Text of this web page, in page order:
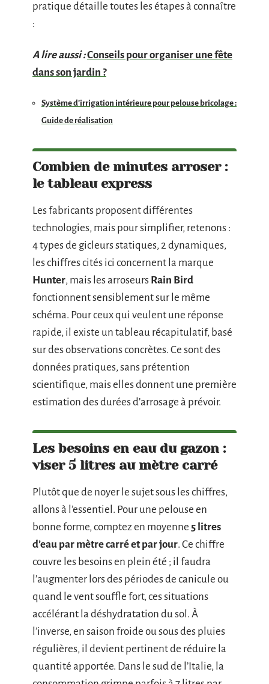
pratique détaille toutes les étapes à connaître
:
A lire aussi :Conseils pour organiser une fête
dans son jardin ?
Système d’irrigation intérieure pour pelouse bricolage :
Guide de réalisation
Combien de minutes arroser :
le tableau express
Les fabricants proposent différentes
technologies, mais pour simplifier, retenons :
4 types de gicleurs statiques, 2 dynamiques,
les chiffres cités ici concernent la marque
Hunter, mais les arroseurs Rain Bird
fonctionnent sensiblement sur le même
schéma. Pour ceux qui veulent une réponse
rapide, il existe un tableau récapitulatif, basé
sur des observations concrètes. Ce sont des
données pratiques, sans prétention
scientifique, mais elles donnent une première
estimation des durées d’arrosage à prévoir.
Les besoins en eau du gazon :
viser 5 litres au mètre carré
Plutôt que de noyer le sujet sous les chiffres,
allons à l’essentiel. Pour une pelouse en
bonne forme, comptez en moyenne 5 litres
d’eau par mètre carré et par jour. Ce chiffre
couvre les besoins en plein été ; il faudra
l’augmenter lors des périodes de canicule ou
quand le vent souffle fort, ces situations
accélérant la déshydratation du sol. À
l’inverse, en saison froide ou sous des pluies
régulières, il devient pertinent de réduire la
quantité apportée. Dans le sud de l’Italie, la